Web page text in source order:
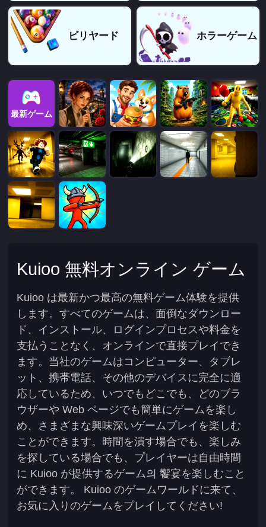
ビリヤード ホラーゲーム
最新ゲーム
Kuioo 無料オンライン ゲーム
Kuioo は最新かつ最高の無料ゲーム体験を提供
します。すべてのゲームは、面倒なダウンロー
ド、インストール、ログインプロセスや料金を
支払うことなく、オンラインで直接プレイでき
ます。当社のゲームはコンピューター、タブレ
ット、携帯電話、その他のデバイスに完全に適
応しているため、いつでもどこでも、どのブラ
ウザーや Web ページでも簡単にゲームを楽し
め、さまざまな興味深いゲームプレイを楽しむ
ことができます。時間を潰す場合でも、楽しみ
を探している場合でも、プレイヤーは自由時間
に Kuioo が提供するゲーム의 饗宴を楽しむこと
ができます。 Kuioo のゲームワールドに来て、
お気に入りのゲームをプレイしてください!